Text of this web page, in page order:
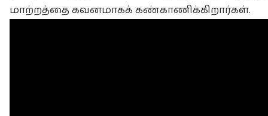
மாற்றத்தை கவனமாகக் கண்காணிக்கிறார்கள்.